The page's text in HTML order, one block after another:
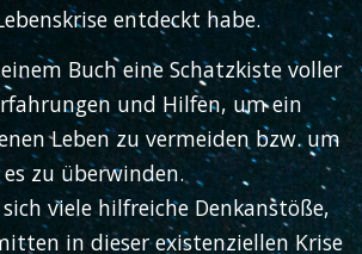
entdeckt habe.
Buch eine Schatzkiste voller
und Hilfen, um ein
Leben zu vermeiden bzw. um
es zu überwinden.
viele hilfreiche Denkanstöße,
in dieser existenziellen Krise